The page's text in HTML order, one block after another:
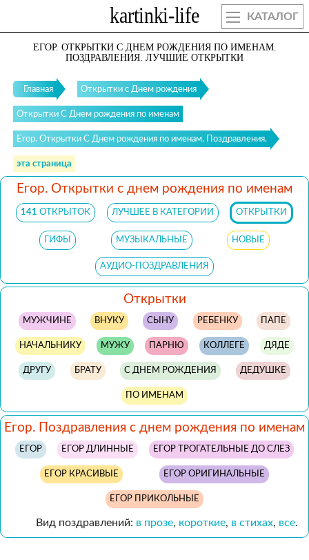
КАТАЛОГ
ЕГОР. ОТКРЫТКИ С ДНЕМ РОЖДЕНИЯ ПО ИМЕНАМ.
ПОЗДРАВЛЕНИЯ. ЛУЧШИЕ ОТКРЫТКИ
Главная Открытки с Днем рождения
Открытки С Днем рождения по именам
Егор. Открытки С Днем рождения по именам. Поздравления.
эта страница
Егор. Открытки с днем рождения по именам
141 ОТКРЫТОК ЛУЧШЕЕ В КАТЕГОРИИ ОТКРЫТКИ
ГИФЫ МУЗЫКАЛЬНЫЕ НОВЫЕ
АУДИО-ПОЗДРАВЛЕНИЯ
Открытки
МУЖЧИНЕ ВНУКУ СЫНУ РЕБЕНКУ ПАПЕ
НАЧАЛЬНИКУ МУЖУ ПАРНЮ КОЛЛЕГЕ ДЯДЕ
ДРУГУ БРАТУ С ДНЕМ РОЖДЕНИЯ ДЕДУШКЕ
ПО ИМЕНАМ
Егор. Поздравления с днем рождения по именам
ЕГОР ЕГОР ДЛИННЫЕ ЕГОР ТРОГАТЕЛЬНЫЕ ДО СЛЕЗ
ЕГОР КРАСИВЫЕ ЕГОР ОРИГИНАЛЬНЫЕ
ЕГОР ПРИКОЛЬНЫЕ
Вид поздравлений: в прозе, короткие, в стихах, все.